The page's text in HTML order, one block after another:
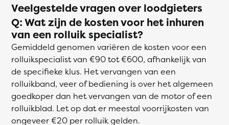
Veelgestelde vragen over loodgieters
Q: Wat zijn de kosten voor het inhuren
van een rolluik specialist?
Gemiddeld genomen variëren de kosten voor een
rolluikspecialist van €90 tot €600, afhankelijk van
de specifieke klus. Het vervangen van een
rolluikband, veer of bediening is over het algemeen
goedkoper dan het vervangen van de motor of een
rolluikblad. Let op dat er meestal voorrijkosten van
ongeveer €20 per rolluik gelden.